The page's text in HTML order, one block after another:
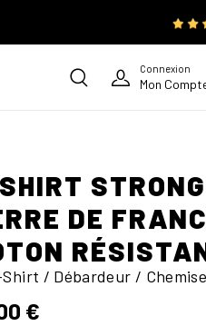
Connexion
Mon
DE
Shirt / Débardeur /
€